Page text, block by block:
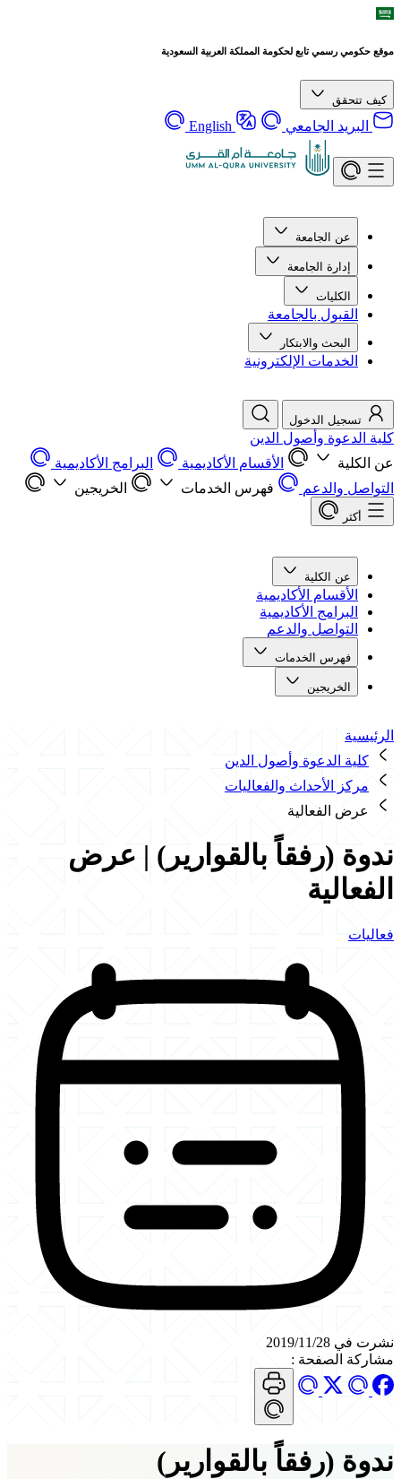
موقع حكومي رسمي تابع لحكومة المملكة العربية السعودية
كيف تتحقق
البريد الجامعي English
عن الجامعة
إدارة الجامعة
الكليات
القبول بالجامعة
البحث والابتكار
الخدمات الإلكترونية
تسجيل الدخول
كلية الدعوة وأصول الدين
عن الكلية
الأقسام الأكاديمية
البرامج الأكاديمية
التواصل والدعم
فهرس الخدمات الخريجين
أكثر
عن الكلية
الأقسام الأكاديمية
البرامج الأكاديمية
التواصل والدعم
فهرس الخدمات
الخريجين
الرئيسية
كلية الدعوة وأصول الدين
مركز الأحداث والفعاليات
عرض الفعالية
ندوة (رفقاً بالقوارير) | عرض
الفعالية
فعاليات
نشرت في 2019/11/28
مشاركة الصفحة :
ندوة (رفقاً بالقوارير)